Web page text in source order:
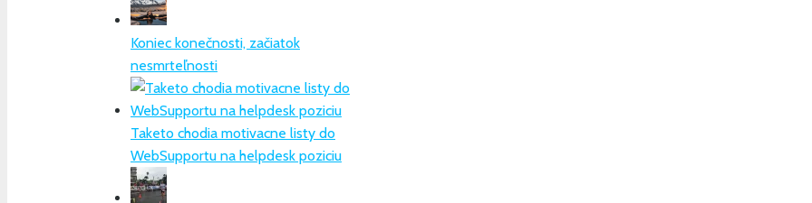
Koniec konečnosti, začiatok
nesmrteľnosti
Taketo chodia motivacne listy do
WebSupportu na helpdesk poziciu